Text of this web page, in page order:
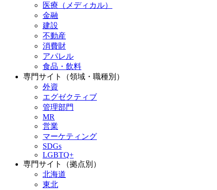
医療（メディカル）
金融
建設
不動産
消費財
アパレル
食品・飲料
専門サイト（領域・職種別）
外資
エグゼクティブ
管理部門
MR
営業
マーケティング
SDGs
LGBTQ+
専門サイト（拠点別）
北海道
東北